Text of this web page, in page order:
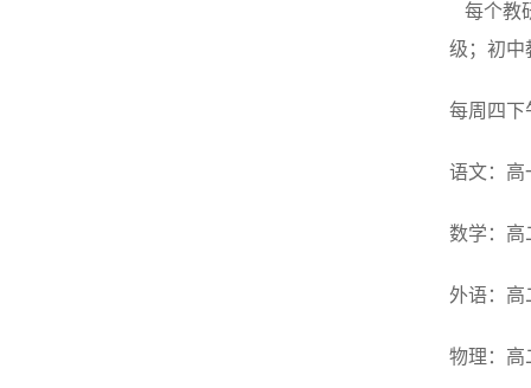
每个教
级；初中
每周四下
语文：高
数学：高
外语：高
物理：高